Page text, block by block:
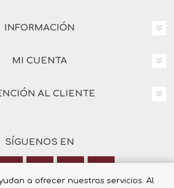
INFORMACIÓN
MI CUENTA
AL CLIENTE
SÍGUENOS EN
a ofrecer nuestros servicios. Al